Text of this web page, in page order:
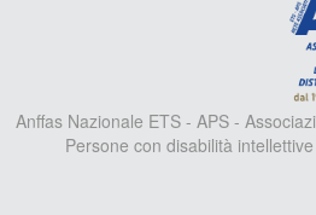
Anffas Nazionale ETS - APS -
Persone con disabilità